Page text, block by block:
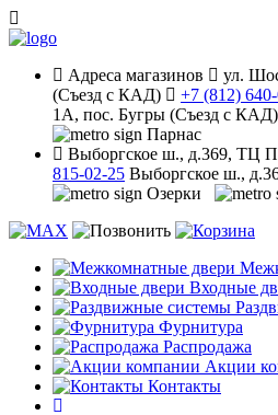
Адреса магазинов
ул.
(Съезд с КАД)
+7 (812)
1А, пос. Бугры (Съезд с КАД)
Парнас
Выборгское ш., д.369, ТЦ
815-02-25 Выборгское ш.,
Озерки
Входные
Фурнитура
Распродажа
Акции
Контакты